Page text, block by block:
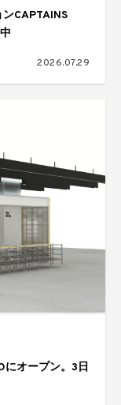
CAPTAINS
2026.07.29
オープン。3日